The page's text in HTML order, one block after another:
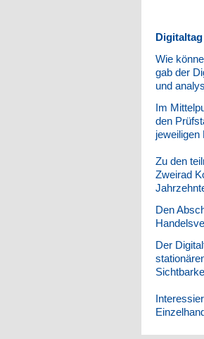
Wie
gab der
und
Im
den
jeweiligen
Zu den
Zweirad
Den
Der